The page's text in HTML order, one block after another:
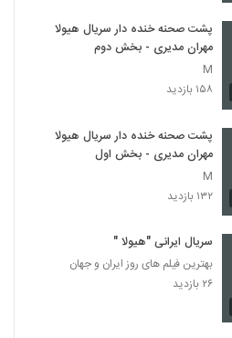
پشت صحنه خنده دار سریال هیولا
مهران مدیری - بخش دوم
M
۱۵۸ بازدید
پشت صحنه خنده دار سریال هیولا
مهران مدیری - بخش اول
M
۱۳۲ بازدید
سریال ایرانی "هیولا "
بهترین فیلم های روز ایران و جهان
۲۶ بازدید